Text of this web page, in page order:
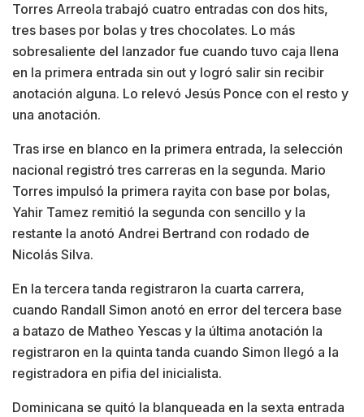
Torres Arreola trabajó cuatro entradas con dos hits,
tres bases por bolas y tres chocolates. Lo más
sobresaliente del lanzador fue cuando tuvo caja llena
en la primera entrada sin out y logró salir sin recibir
anotación alguna. Lo relevó Jesús Ponce con el resto y
una anotación.
Tras irse en blanco en la primera entrada, la selección
nacional registró tres carreras en la segunda. Mario
Torres impulsó la primera rayita con base por bolas,
Yahir Tamez remitió la segunda con sencillo y la
restante la anotó Andrei Bertrand con rodado de
Nicolás Silva.
En la tercera tanda registraron la cuarta carrera,
cuando Randall Simon anotó en error del tercera base
a batazo de Matheo Yescas y la última anotación la
registraron en la quinta tanda cuando Simon llegó a la
registradora en pifia del inicialista.
Dominicana se quitó la blanqueada en la sexta entrada